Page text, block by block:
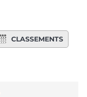
CLASSEMENTS